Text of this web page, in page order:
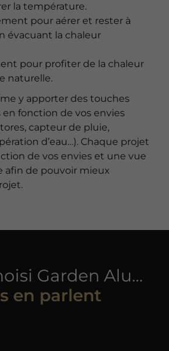
la température.
pour aérer et rester à
évacuant la chaleur
pour profiter de la chaleur
naturelle.
y apporter des touches
fonction de vos envies
capteur de pluie,
d’eau…). Chaque projet
de vos envies et une vue
afin de pouvoir mieux
Garden Alu…
en parlent